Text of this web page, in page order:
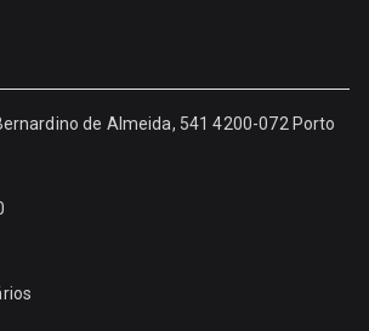
de Almeida, 541 4200-072 Porto